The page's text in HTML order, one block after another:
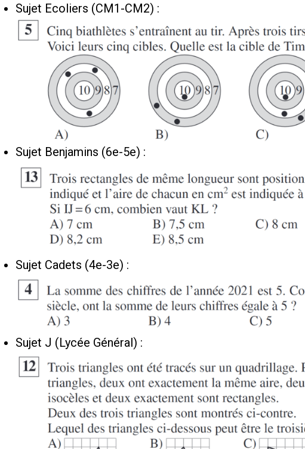
Sujet Ecoliers (CM1-CM2) :
Sujet Benjamins (6e-5e) :
Sujet Cadets (4e-3e) :
Sujet J (Lycée Général) :